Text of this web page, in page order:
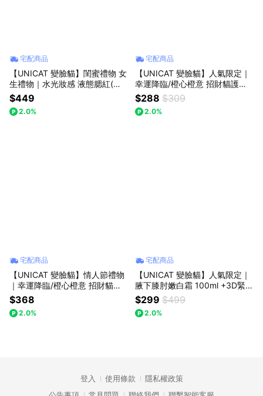
宅配商品
【UNICAT 變臉貓】閨蜜禮物 女
生禮物｜水光妝感 液態腮紅(甜
蜜糖果)+水光玻璃唇油(草莓/蜜
$449
2.0%
宅配商品
【UNICAT 變臉貓】人氣限定｜
幸運降臨/橙心橙意 招財貓護手
霜2入禮盒+紅石榴櫻花身體油
買就送-限量萌貓感謝卡
$288 $309
2.0%
宅配商品
【UNICAT 變臉貓】情人節禮物
｜幸運降臨/橙心橙意 招財貓護
手霜2入禮盒 共2盒 七夕禮物 女
友禮物 買就送-限量萌貓感謝卡
$368
2.0%
宅配商品
【UNICAT 變臉貓】人氣限定｜
腋下膝肘嫩白霜 100ml +3D緊緻
V臉按摩棒 冰鑽銀/流沙金/香檳
玫瑰 禮物 買就送-限量萌貓感謝
卡
$299 $499
2.0%
登入 使用條款
隱私權政策